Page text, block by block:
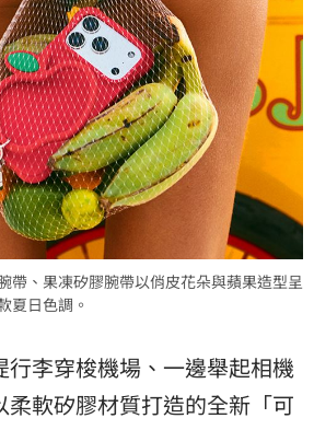
帶、果凍矽膠腕帶以俏皮花朵與蘋果造型呈
夏日色調。
行李穿梭機場、一邊舉起相機
軟矽膠材質打造的全新「可